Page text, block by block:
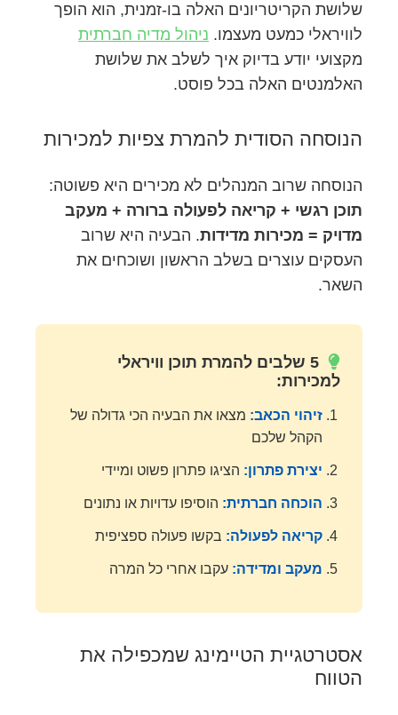
שלושת הקריטריונים האלה בו-זמנית, הוא הופך
לוויראלי כמעט מעצמו. ניהול מדיה חברתית
מקצועי יודע בדיוק איך לשלב את שלושת
האלמנטים האלה בכל פוסט.
הנוסחה הסודית להמרת צפיות למכירות
הנוסחה שרוב המנהלים לא מכירים היא פשוטה:
תוכן רגשי + קריאה לפעולה ברורה + מעקב
מדויק = מכירות מדידות. הבעיה היא שרוב
העסקים עוצרים בשלב הראשון ושוכחים את
השאר.
5 שלבים להמרת תוכן וויראלי
למכירות:
זיהוי הכאב: מצאו את הבעיה הכי גדולה של
הקהל שלכם
יצירת פתרון: הציגו פתרון פשוט ומיידי
הוכחה חברתית: הוסיפו עדויות או נתונים
קריאה לפעולה: בקשו פעולה ספציפית
מעקב ומדידה: עקבו אחרי כל המרה
אסטרטגיית הטיימינג שמכפילה את
הטווח